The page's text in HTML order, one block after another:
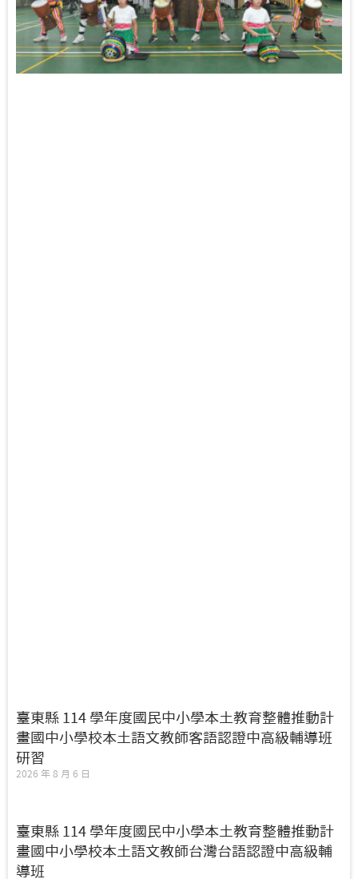
臺東縣 114 學年度國民中小學本土教育整體推動計
畫國中小學校本土語文教師客語認證中高級輔導班
研習
2026 年 8 月 6 日
臺東縣 114 學年度國民中小學本土教育整體推動計
畫國中小學校本土語文教師台灣台語認證中高級輔
導班